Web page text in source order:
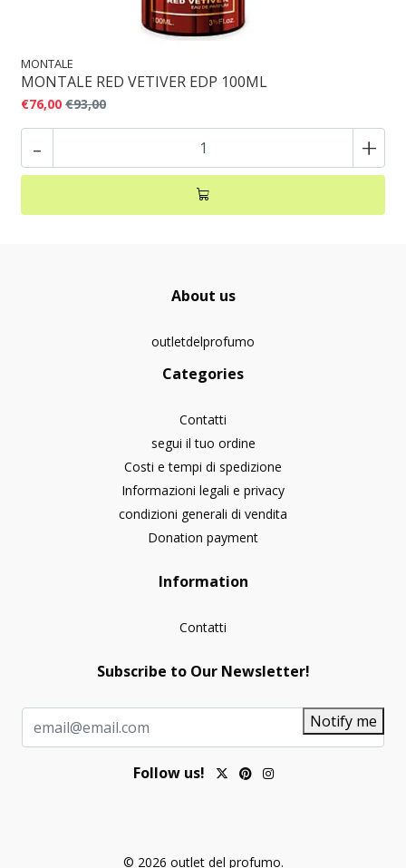
MONTALE
MONTALE RED VETIVER EDP 100ML
€76,00 €93,00
- +
About us
outletdelprofumo
Categories
Contatti
segui il tuo ordine
Costi e tempi di spedizione
Informazioni legali e privacy
condizioni generali di vendita
Donation payment
Information
Contatti
Subscribe to Our Newsletter!
Notify me
Follow us!
© 2026 outlet del profumo.